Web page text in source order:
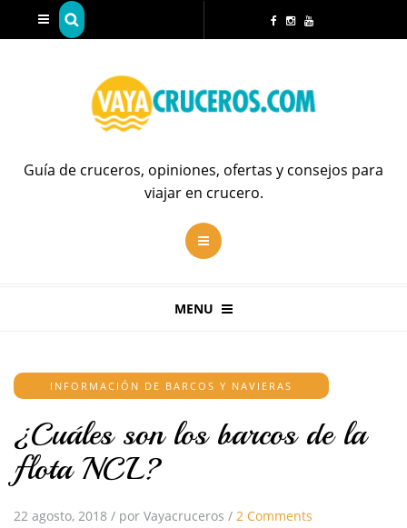
Guía de cruceros, opiniones, ofertas y consejos para
viajar en crucero.
MENU
INFORMACIÓN DE BARCOS Y NAVIERAS
¿Cuáles son los barcos de la
flota NCL?
22 agosto, 2018 / por Vayacruceros / 2 Comments